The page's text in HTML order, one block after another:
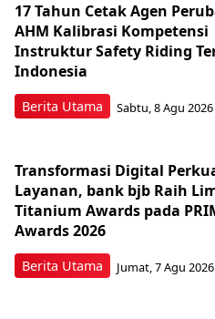
Berita Utama
17 Tahun Cetak Agen
AHM Kalibrasi Kompetensi
Instruktur Safety Riding
Indonesia
Sabtu, 8 Agu 2026
Berita Utama
Transformasi Digital
Layanan, bank bjb Raih
Titanium Awards pada
Awards 2026
Jumat, 7 Agu